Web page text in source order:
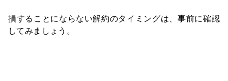
損することにならない解約のタイミングは、事前に確認
してみましょう。